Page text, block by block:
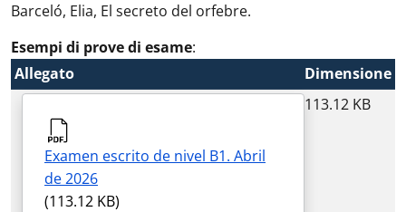
Barceló, Elia, El secreto del orfebre.
Esempi di prove di esame:
Allegato
Dimensione
Examen escrito de nivel B1. Abril
de 2026
(113.12 KB)
113.12 KB